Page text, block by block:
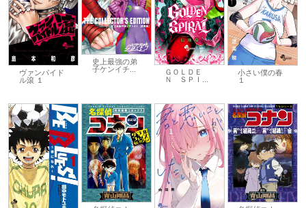
ヴァンパイド
ル滾 １
史上最強の弟
子ケンイチ...
ＧＯＬＤＥ
Ｎ ＳＰＩ...
小さい僕の春
１